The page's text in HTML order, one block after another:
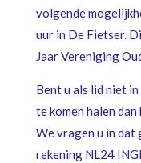
volgende
uur in De Fietser.
Jaar Vereniging
Bent u als lid niet
te komen halen
We vragen u in dat
rekening NL24